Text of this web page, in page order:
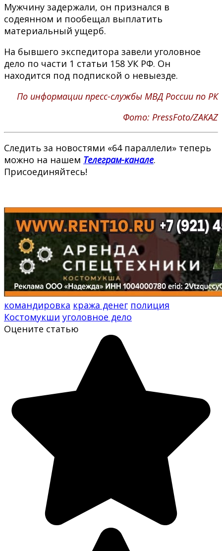
Мужчину задержали, он признался в
содеянном и пообещал выплатить
материальный ущерб.
На бывшего экспедитора завели уголовное
дело по части 1 статьи 158 УК РФ. Он
находится под подпиской о невыезде.
По информации пресс-службы МВД России по РК
Фото: PressFoto/ZAKAZ
Следить за новостями «64 параллели» теперь
можно на нашем Телеграм-канале.
Присоединяйтесь!
командировка кража денег полиция
Костомукши уголовное дело
Оцените статью